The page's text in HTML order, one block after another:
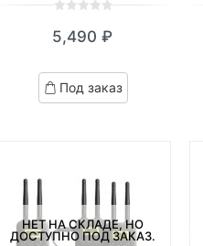
out
based
on
5,490 ₽
Под заказ
НЕТ НА СКЛАДЕ, НО
ДОСТУПНО ПОД ЗАКАЗ.